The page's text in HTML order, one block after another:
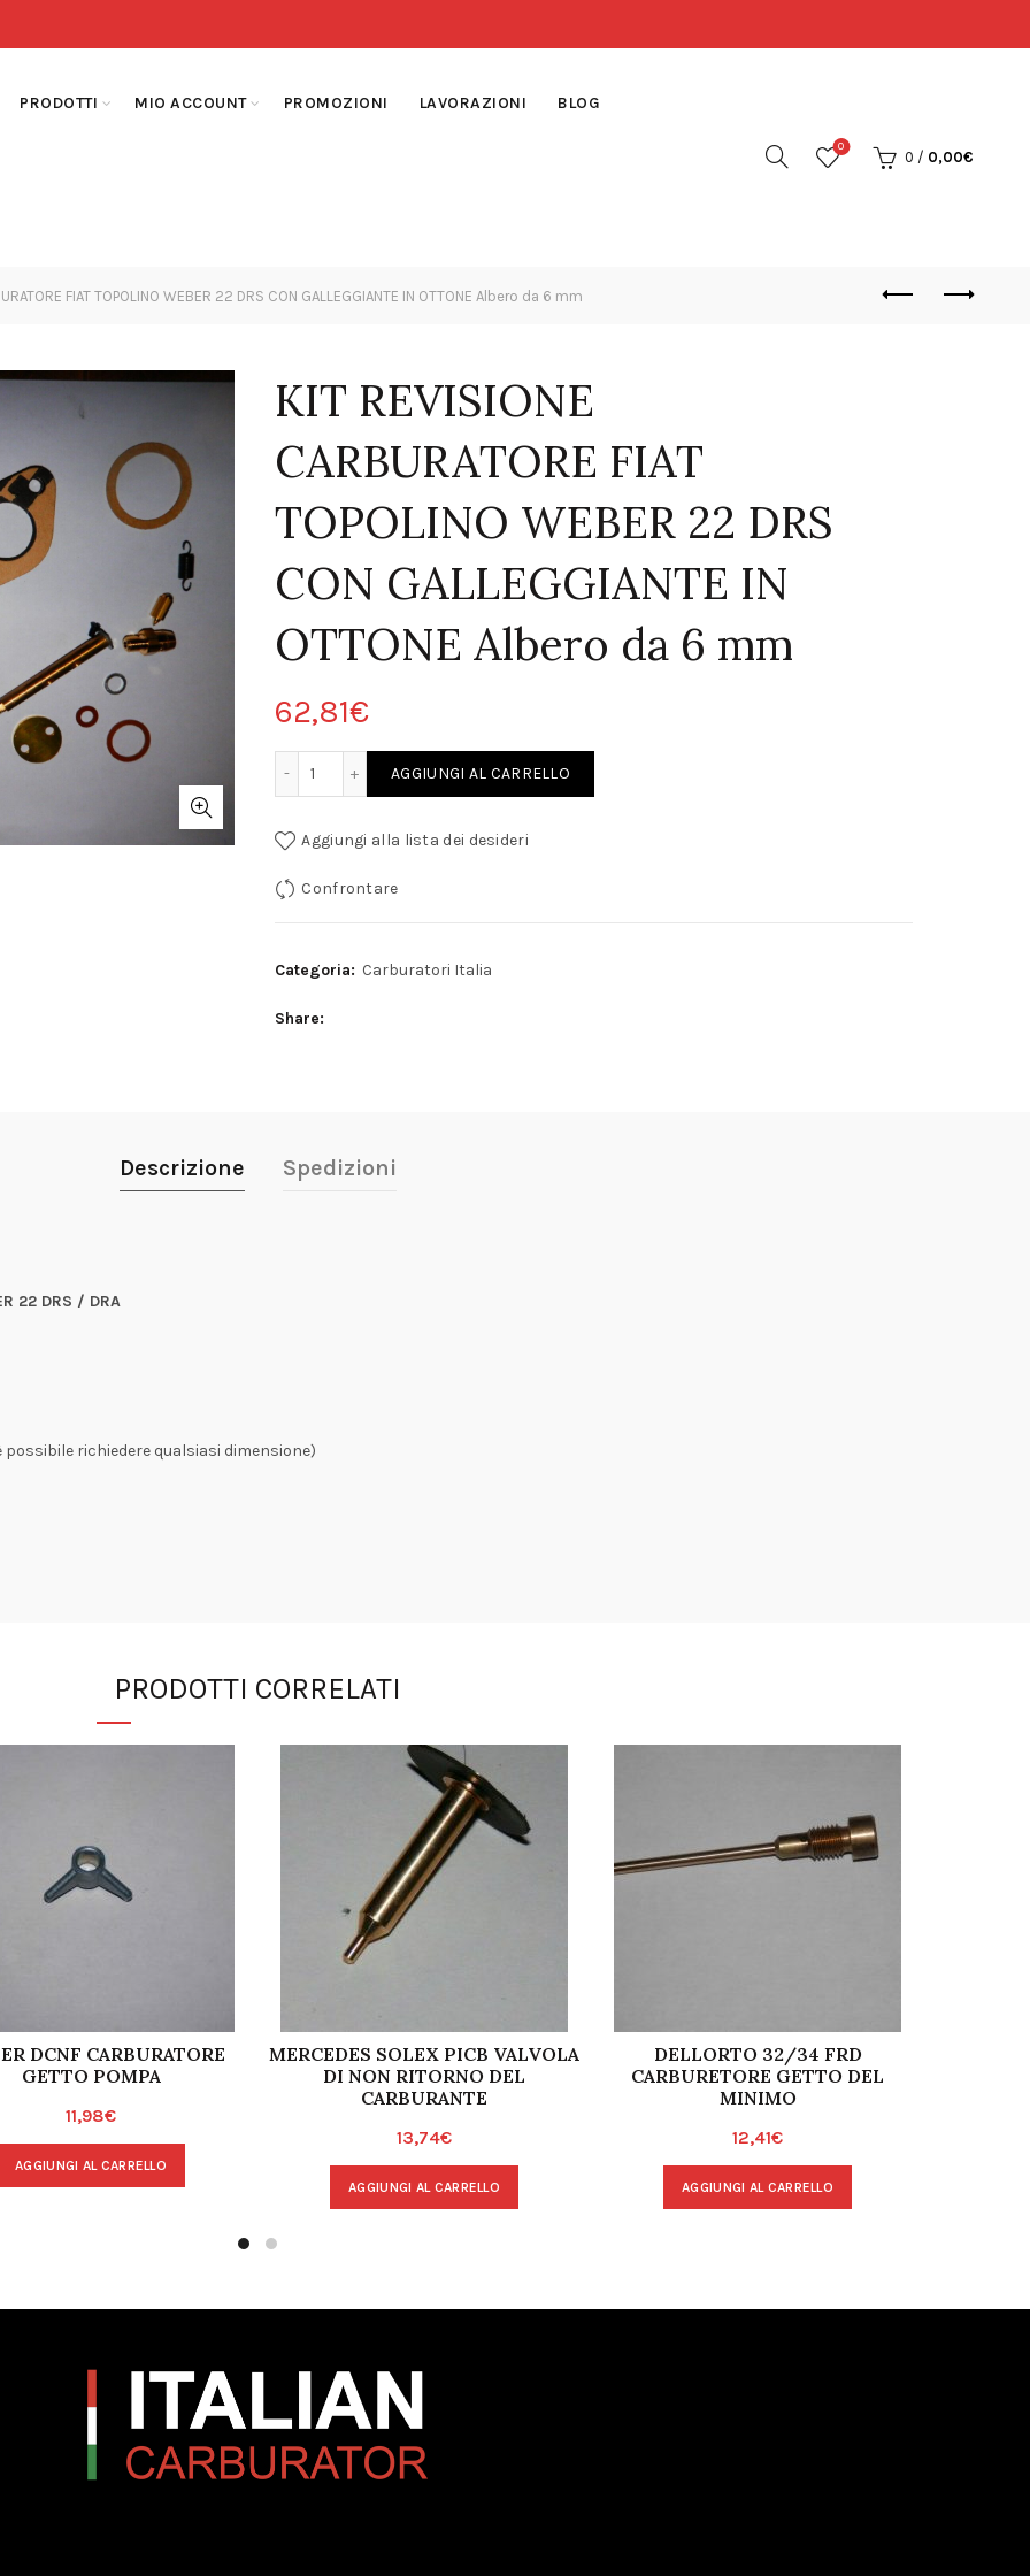
PRODOTTI MIO ACCOUNT PROMOZIONI LAVORAZIONI BLOG
0
0 / 0,00€
FIAT TOPOLINO WEBER 22 DRS CON GALLEGGIANTE IN OTTONE Albero da 6 mm
KIT REVISIONE
CARBURATORE FIAT
TOPOLINO WEBER 22 DRS
CON GALLEGGIANTE IN
OTTONE Albero da 6 mm
62,81€
REVISIONE CARBURATORE FIAT TOPOLINO WEBER 22 DRS CON GALLEGGIANTE IN OTTONE Albero da 6 mm quantity
AGGIUNGI AL CARRELLO
Aggiungi alla lista dei desideri
Confrontare
Categoria: Carburatori Italia
Share
Descrizione Spedizioni
22 DRS / DRA
richiedere qualsiasi dimensione)
PRODOTTI CORRELATI
DCNF CARBURATORE
GETTO POMPA
11,98€
AGGIUNGI AL CARRELLO
MERCEDES SOLEX PICB VALVOLA
DI NON RITORNO DEL
CARBURANTE
13,74€
AGGIUNGI AL CARRELLO
DELLORTO 32/34 FRD
CARBURETORE GETTO DEL
MINIMO
12,41€
AGGIUNGI AL CARRELLO